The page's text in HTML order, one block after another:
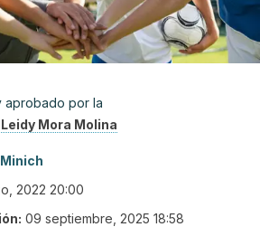
aprobado por la
Leidy Mora Molina
2022 20:00
09 septiembre, 2025 18:58